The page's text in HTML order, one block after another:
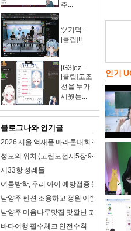
주...
ツ기덕 -
[클립]!!
[G3]ez -
[클립]고조
선을 누가
세웠는...
블로그나와 인기글
2026 서울 억새풀 마라톤대회 접수 일정 및
성도의 위치 (고린도전서5장 9-13절)
제33항 성례들
여름방학, 우리 아이 예방접종 챙기셨나요?
남양주 펜션 조용하고 정원 이쁜 가족 독채
남양주 미음나루맛집 맛깔난 코다리 먹은
바다여행 필수체크 안전수칙
인기